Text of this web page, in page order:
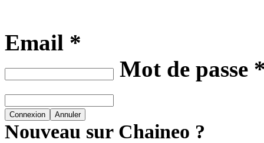
Email *
Mot de passe
Nouveau sur Chaineo ?